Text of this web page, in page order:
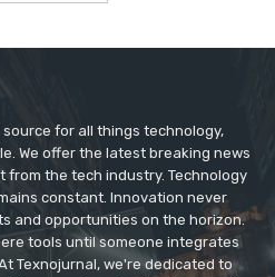
for all things technology,
We offer the latest breaking news
the tech industry. Technology
constant. Innovation never
and opportunities on the horizon.
tools until someone integrates
Texnojurnal, we're dedicated to